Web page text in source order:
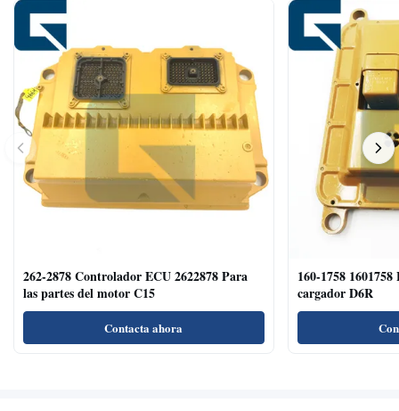
262-2878 Controlador ECU 2622878 Para
las partes del motor C15
Contacta ahora
160-1758
cargador D6R